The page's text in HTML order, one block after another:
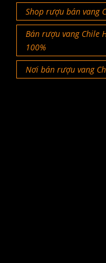
Shop rượu bán vang
Bán rượu vang Chile
100%
Nơi bán rượu vang